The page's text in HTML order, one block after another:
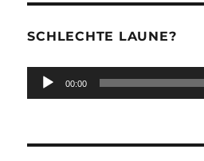
SCHLECHTE LAUNE?
Audio-
Player
00:00